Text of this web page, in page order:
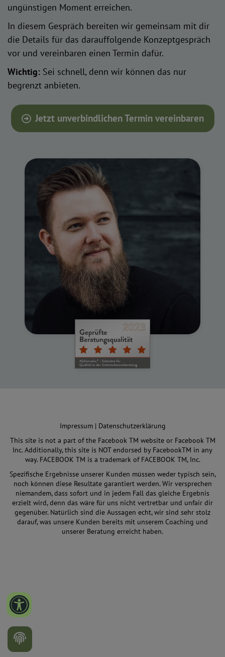
ungünstigen Moment erreichen.
In diesem Gespräch bereiten wir gemeinsam mit dir
die Details für das darauffolgende Konzeptgespräch
vor und vereinbaren einen Termin dafür.
Wichtig: Sei schnell, denn wir können das nur
begrenzt anbieten.
Jetzt unverbindlichen Termin vereinbaren
Impressum| Datenschutzerklärung
This site is not a part of the Facebook TM website or Facebook TM
Inc. Additionally, this site is NOT endorsed by FacebookTM in any
way. FACEBOOK TM is a trademark of FACEBOOK TM, Inc.
Spezifische Ergebnisse unserer Kunden müssen weder typisch sein,
noch können diese Resultate garantiert werden. Wir versprechen
niemandem, dass sofort und in jedem Fall das gleiche Ergebnis
erzielt wird, denn das wäre für uns nicht vertretbar und unfair dir
gegenüber. Natürlich sind die Aussagen echt, wir sind sehr stolz
darauf, was unsere Kunden bereits mit unserem Coaching und
unserer Beratung erreicht haben.